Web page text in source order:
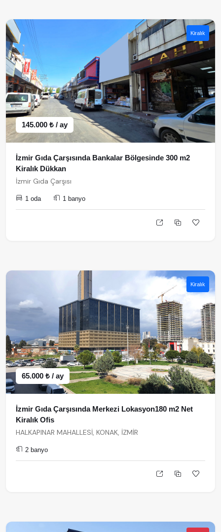
Kiralık
145.000 ₺ / ay
İzmir Gıda Çarşısında Bankalar Bölgesinde 300 m2
Kiralık Dükkan
İzmir Gıda Çarşısı
1 oda 1 banyo
Kiralık
65.000 ₺ / ay
İzmir Gıda Çarşısında Merkezi Lokasyon180 m2 Net
Kiralık Ofis
HALKAPINAR MAHALLESİ, KONAK, İZMİR
2 banyo